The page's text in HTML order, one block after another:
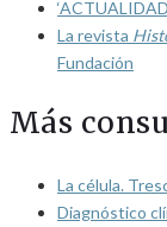
La revista
Fundación
Más
La célula.
Diagnóstico